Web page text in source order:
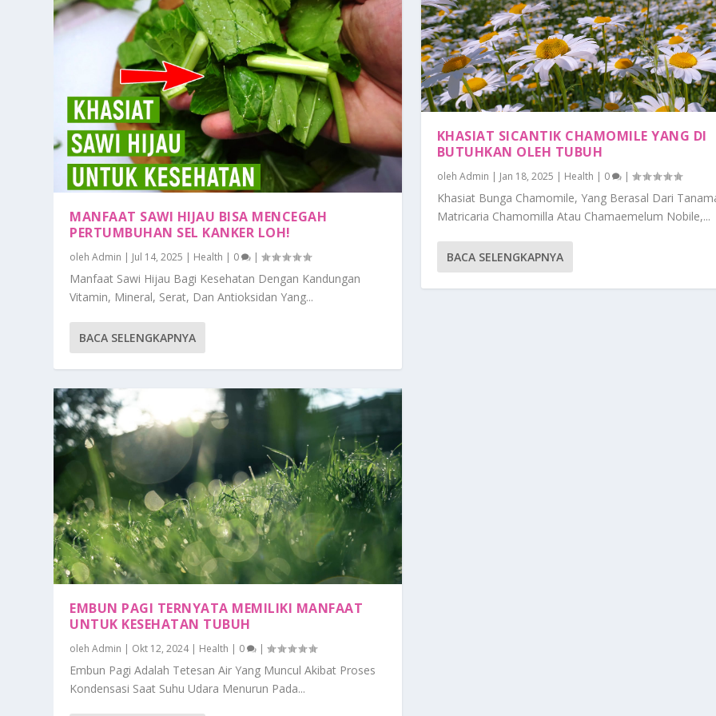
MANFAAT SAWI HIJAU BISA MENCEGAH
PERTUMBUHAN SEL KANKER LOH!
olehAdmin Jul 14, 2025 Health 0 |
Manfaat Sawi Hijau Bagi Kesehatan Dengan Kandungan
Vitamin, Mineral, Serat, Dan Antioksidan Yang...
BACA SELENGKAPNYA
EMBUN PAGI TERNYATA MEMILIKI MANFAAT
UNTUK KESEHATAN TUBUH
olehAdmin Okt 12, 2024| Health 0 |
Embun Pagi Adalah Tetesan Air Yang Muncul Akibat Proses
Kondensasi Saat Suhu Udara Menurun Pada...
KHASIAT SICANTIK CHAMOMILE YANG DI
BUTUHKAN OLEH TUBUH
oleh Admin | Jan 18, 2025 | Health | 0 |
Khasiat Bunga Chamomile, Yang Berasal Dari
Matricaria Chamomilla Atau Chamaemelum Nobile,...
BACA SELENGKAPNYA